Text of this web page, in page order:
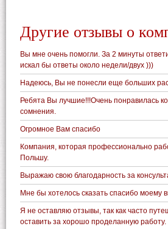
Другие отзывы о
Вы мне очень помогли. За 2 минуты
искал бы ответы около недели/двух )))
Надеюсь, Вы не понесли еще больших
Ребята Вы лучшие!!!Очень понравилась
сомнения.
Огромное Вам спасибо
Компания, которая профессионально
Польшу.
Выражаю свою благодарность за
Мне бы хотелось сказать спасибо
Я не оставляю отзывы, так как часто
оставить за хорошо проделанную работу.